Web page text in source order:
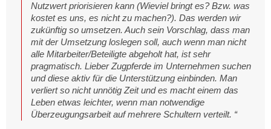
Nutzwert priorisieren kann (Wieviel bringt es? Bzw. was
kostet es uns, es nicht zu machen?). Das werden wir
zukünftig so umsetzen. Auch sein Vorschlag, dass man
mit der Umsetzung loslegen soll, auch wenn man nicht
alle Mitarbeiter/Beteiligte abgeholt hat, ist sehr
pragmatisch. Lieber Zugpferde im Unternehmen suchen
und diese aktiv für die Unterstützung einbinden. Man
verliert so nicht unnötig Zeit und es macht einem das
Leben etwas leichter, wenn man notwendige
Überzeugungsarbeit auf mehrere Schultern verteilt. “